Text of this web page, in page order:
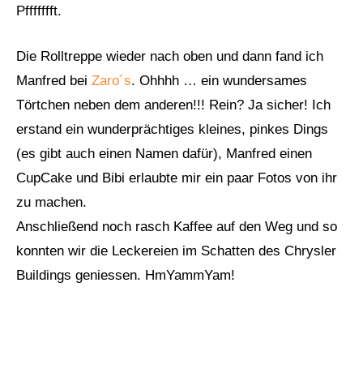
Pffffffft.
Die Rolltreppe wieder nach oben und dann fand ich
Manfred bei Zaro´s. Ohhhh … ein wundersames
Törtchen neben dem anderen!!! Rein? Ja sicher! Ich
erstand ein wunderprächtiges kleines, pinkes Dings
(es gibt auch einen Namen dafür), Manfred einen
CupCake und Bibi erlaubte mir ein paar Fotos von ihr
zu machen.
Anschließend noch rasch Kaffee auf den Weg und so
konnten wir die Leckereien im Schatten des Chrysler
Buildings geniessen. HmYammYam!